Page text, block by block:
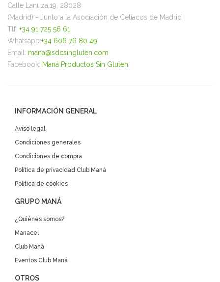
Calle Lanuza,19, 28028
(Madrid) - Junto a la Asociación de Celíacos de Madrid
Tlf: +34 91 725 56 61
Whatsapp:+34 606 76 80 49
Email: mana@sdcsingluten.com
Facebook: Maná Productos Sin Gluten
INFORMACIÓN GENERAL
Aviso legal
Condiciones generales
Condiciones de compra
Política de privacidad Club Maná
Política de cookies
GRUPO MANÁ
¿Quiénes somos?
Manacel
Club Maná
Eventos Club Maná
OTROS